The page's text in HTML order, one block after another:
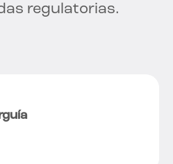
regulatorias.